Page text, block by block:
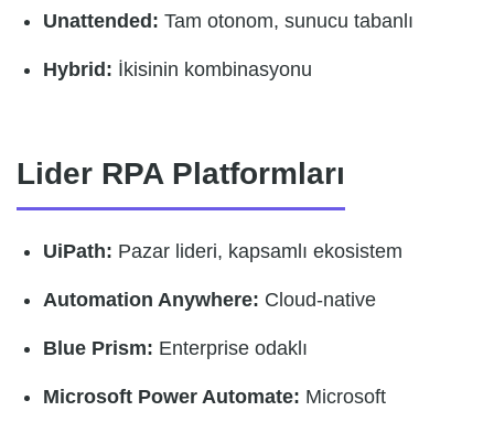
Unattended: Tam otonom, sunucu tabanlı
Hybrid: İkisinin kombinasyonu
Lider RPA Platformları
UiPath: Pazar lideri, kapsamlı ekosistem
Automation Anywhere: Cloud-native
Blue Prism: Enterprise odaklı
Microsoft Power Automate: Microsoft